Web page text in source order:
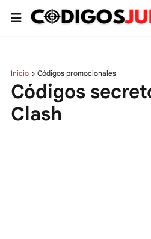
Inicio Códigos promocionales
Códigos
Clash